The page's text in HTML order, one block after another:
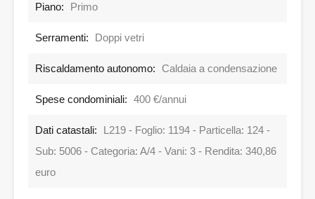
Piano: Primo
Serramenti: Doppi vetri
Riscaldamento autonomo: Caldaia a condensazione
Spese condominiali: 400 €/annui
Dati catastali:
L219 - Foglio: 1194 - Particella: 124 -
Sub: 5006 - Categoria: A/4 - Vani: 3 - Rendita: 340,86
euro